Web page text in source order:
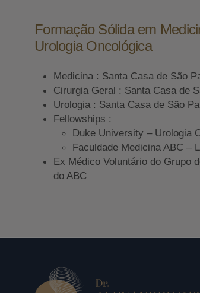
Formação Sólida em
Urologia Oncológica
Medicina : Santa Casa de São
Cirurgia Geral : Santa Casa de
Urologia : Santa Casa de São
Fellowships :
Duke University – Urologia
Faculdade Medicina ABC –
Ex Médico Voluntário do Grupo
do ABC